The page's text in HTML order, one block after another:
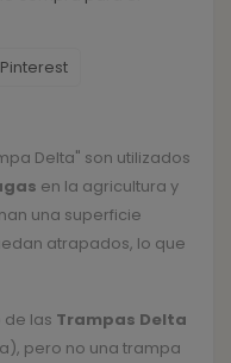
Pinterest
Delta" son utilizados
en la agricultura y
una superficie
atrapados, lo que
las Trampas Delta
pero no una trampa